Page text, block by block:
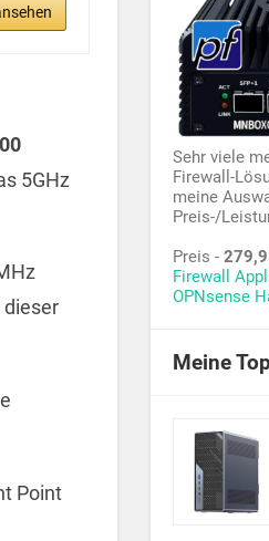
5GHz
dieser
Point
Sehr viele
Firewall-
meine
Preis-/
Preis -
Firewall
OPNsense
Meine